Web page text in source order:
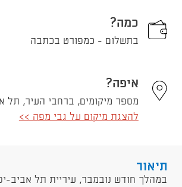
כמה?
בתשלום - כמפורט בכתבה
איפה?
מספר מיקומים, ברחבי העיר, תל
להצגת מיקום על גבי מפה >>
תיאור
במהלך חודש נובמבר, עיריית תל אביב-